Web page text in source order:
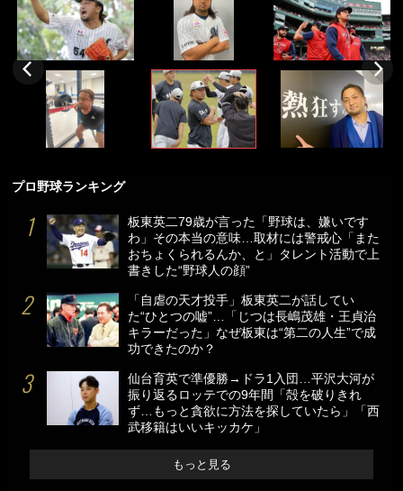
プロ野球ランキング
板東英二79歳が言った「野球は、嫌いです
わ」その本当の意味…取材には警戒心「また
おちょくられるんか、と」タレント活動で上
書きした“野球人の顔”
「自虐の天才投手」板東英二が話してい
た“ひとつの嘘”…「じつは長嶋茂雄・王貞治
キラーだった」なぜ板東は“第二の人生”で成
功できたのか？
仙台育英で準優勝→ドラ1入団…平沢大河が
振り返るロッテでの9年間「殻を破りきれ
ず…もっと貪欲に方法を探していたら」「西
武移籍はいいキッカケ」
もっと見る